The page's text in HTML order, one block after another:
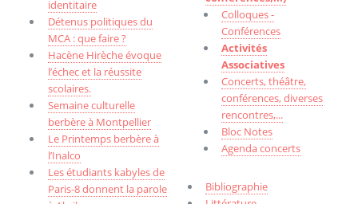
identitaire
Détenus politiques du
MCA : que faire ?
Hacène Hirèche évoque
l’échec et la réussite
scolaires.
Semaine culturelle
berbère à Montpellier
Le Printemps berbère à
l’Inalco
Les étudiants kabyles de
Paris-8 donnent la parole
Colloques -
Conférences
Activités
Associatives
Concerts, théâtre,
conférences, diverses
rencontres,...
Bloc Notes
Agenda concerts
Bibliographie